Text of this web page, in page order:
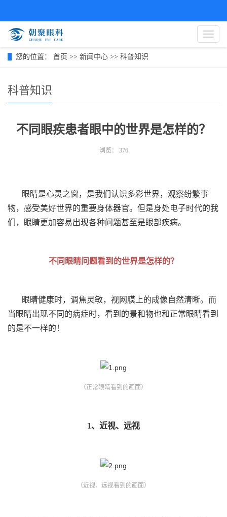
导
航
您的位置： 首页 >> 新闻中心 >> 科普知识
科普知识
不同眼疾患者眼中的世界是怎样的？
浏览： 376
眼睛是心灵之窗，是我们认识多彩世界，观察纷繁事
物，感受美好世界的重要身体器官。但是身处电子时代的我
们，眼睛更加容易出现各种问题甚至是眼部疾病。
不同眼睛问题看到的世界是怎样的？
眼睛健康时，调焦灵敏，视网膜上的成像自然清晰。而
当眼睛出现不同的病症时，看到的景和物也和正常眼睛看到
的是不一样的！
（正常眼睛看到的画面）
1、近视、远视
（近视、远视看到的画面）